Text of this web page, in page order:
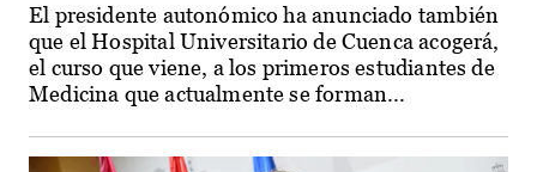
El presidente autonómico ha anunciado también
que el Hospital Universitario de Cuenca acogerá,
el curso que viene, a los primeros estudiantes de
Medicina que actualmente se forman...